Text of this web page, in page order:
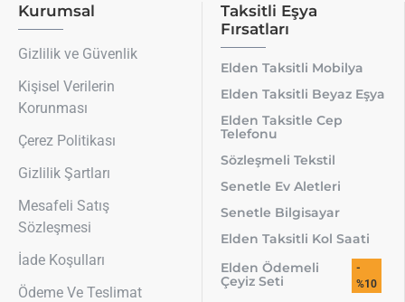
Kurumsal
Gizlilik ve Güvenlik
Kişisel Verilerin
Korunması
Çerez Politikası
Gizlilik Şartları
Mesafeli Satış
Sözleşmesi
İade Koşulları
Ödeme Ve Teslimat
Taksitli Eşya
Fırsatları
Elden Taksitli Mobilya
Elden Taksitli Beyaz Eşya
Elden Taksitle Cep
Telefonu
Sözleşmeli Tekstil
Senetle Ev Aletleri
Senetle Bilgisayar
Elden Taksitli Kol Saati
Elden Ödemeli
Çeyiz Seti
-
%10